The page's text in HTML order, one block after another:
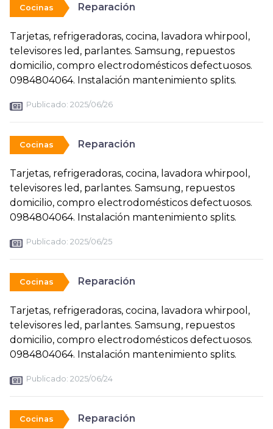
Cocinas Reparación
Tarjetas, refrigeradoras, cocina, lavadora whirpool,
televisores led, parlantes. Samsung, repuestos
domicilio, compro electrodomésticos defectuosos.
0984804064. Instalación mantenimiento splits.
Publicado: 2025/06/26
Cocinas Reparación
Tarjetas, refrigeradoras, cocina, lavadora whirpool,
televisores led, parlantes. Samsung, repuestos
domicilio, compro electrodomésticos defectuosos.
0984804064. Instalación mantenimiento splits.
Publicado: 2025/06/25
Cocinas Reparación
Tarjetas, refrigeradoras, cocina, lavadora whirpool,
televisores led, parlantes. Samsung, repuestos
domicilio, compro electrodomésticos defectuosos.
0984804064. Instalación mantenimiento splits.
Publicado: 2025/06/24
Cocinas Reparación